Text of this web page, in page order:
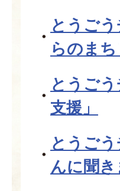
とうご
らのまち
とうご
支援」
とうご
んに聞